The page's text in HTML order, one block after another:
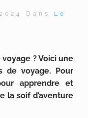
Dans
Le
? Voici une
de voyage. Pour
apprendre et
la soif d’aventure